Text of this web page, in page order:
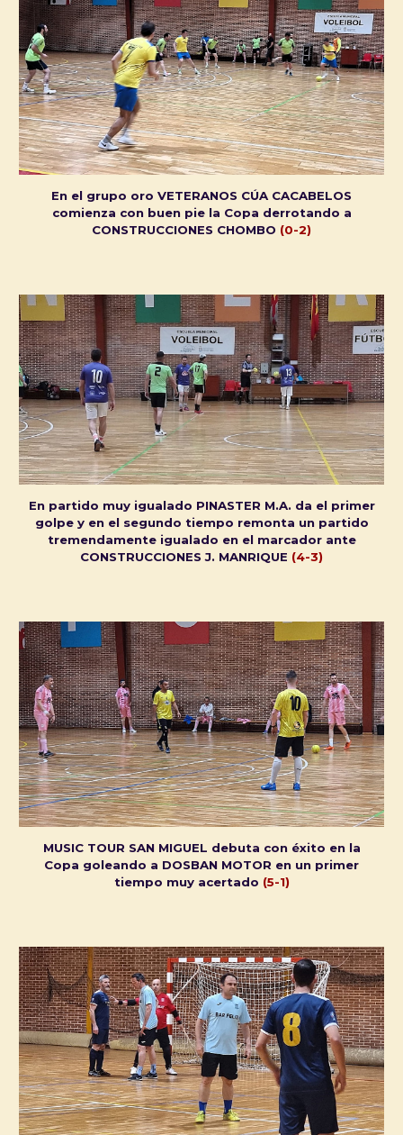
En el grupo oro VETERANOS CÚA CACABELOS
comienza con buen pie la Copa derrotando a
CONSTRUCCIONES CHOMBO (0-2)
En partido muy igualado PINASTER M.A. da el primer
golpe y en el segundo tiempo remonta un partido
tremendamente igualado en el marcador ante
CONSTRUCCIONES J. MANRIQUE (4-3)
MUSIC TOUR SAN MIGUEL debuta con éxito en la
Copa goleando a DOSBAN MOTOR en un primer
tiempo muy acertado (5-1)